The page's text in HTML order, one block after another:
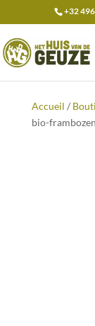
+32
pour :
Accueil /
bio-